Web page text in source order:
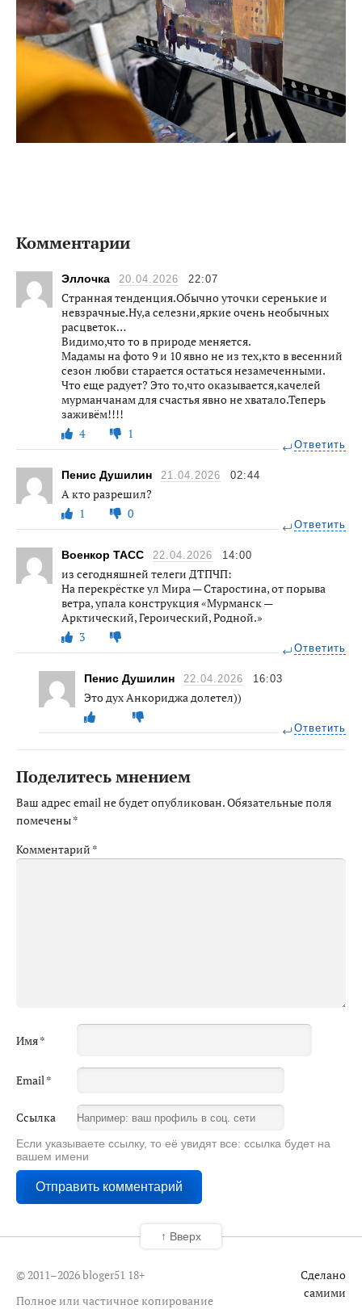
Комментарии
Эллочка 20.04.2026 22:07
Странная тенденция.Обычно уточки серенькие и
невзрачные.Ну,а селезни,яркие очень необычных
расцветок…
Видимо,что то в природе меняется.
Мадамы на фото 9 и 10 явно не из тех,кто в весенний
сезон любви старается остаться незамеченными.
Что еще радует? Это то,что оказывается,качелей
мурманчанам для счастья явно не хватало.Теперь
заживём!!!!
4
1
Ответить
Пенис Душилин 21.04.2026 02:44
А кто разрешил?
1
0
Ответить
Военкор ТАСС 22.04.2026 14:00
из сегодняшней телеги ДТПЧП:
На перекрёстке ул Мира — Старостина, от порыва
ветра, упала конструкция «Мурманск —
Арктический, Героический, Родной.»
3
Ответить
Пенис Душилин 22.04.2026 16:03
Это дух Анкориджа долетел))
Ответить
Поделитесь мнением
Ваш адрес email не будет опубликован.Обязательные поля
помечены*
Комментарий *
Имя*
Email*
Ссылка
Если указываете ссылку, то её увидят все: ссылка будет на
вашем имени
© 2011–2026 bloger51 18+
Полное или частичное копирование
Сделано
самими
↑ Вверх